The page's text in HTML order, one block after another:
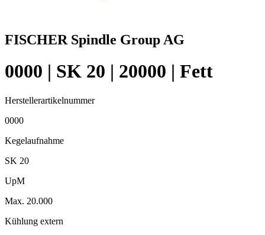
FISCHER Spindle Group AG
0000 | SK 20 | 20000 | Fett
Herstellerartikelnummer
0000
Kegelaufnahme
SK 20
UpM
Max. 20.000
Kühlung extern